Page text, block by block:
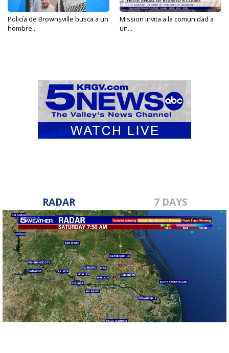
Policía de Brownsville busca a un
hombre...
Mission invita a la comunidad a
un...
RADAR 7 DAYS